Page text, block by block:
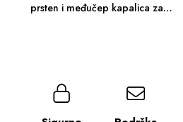
prsten i međučep kapalica za